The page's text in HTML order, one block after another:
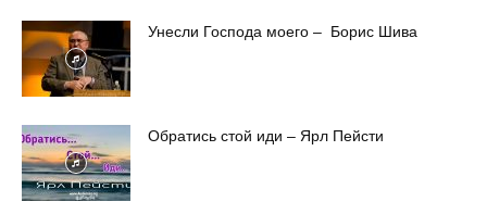
Унесли Господа моего – Борис Шива
Обратись стой иди – Ярл Пейсти